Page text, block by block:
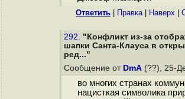
Ответить Правка| Наверх
292. "Конфликт из-за
шапки Санта-Клауса в
ред..."
Сообщение от DmA (??), 25-
во многих странах
нацисткая символика